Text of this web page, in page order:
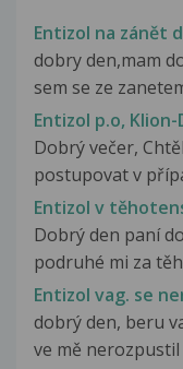
Entizol na zánět
dobry den,mam
sem se ze
Entizol p.o,
Dobrý večer,
postupovat v
Entizol v
Dobrý den paní
podruhé mi za
Entizol vag. se
dobrý den, beru
ve mě nerozpustil